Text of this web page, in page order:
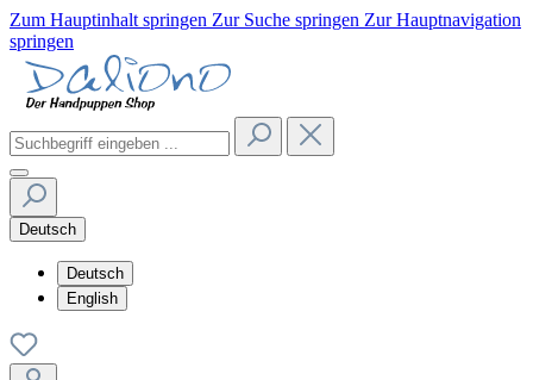
Zum Hauptinhalt springen Zur Suche springen Zur Hauptnavigation
springen
Deutsch
Deutsch
English